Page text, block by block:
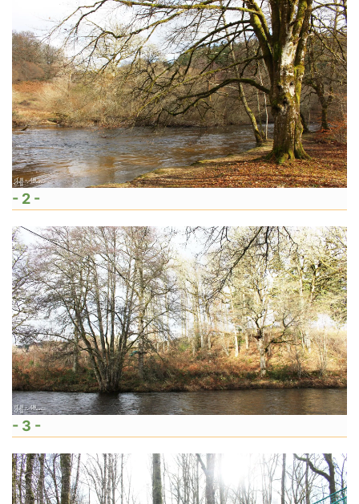
- 2 -
- 3 -